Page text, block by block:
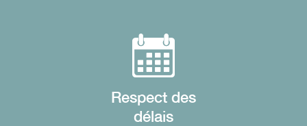
Respect des
délais